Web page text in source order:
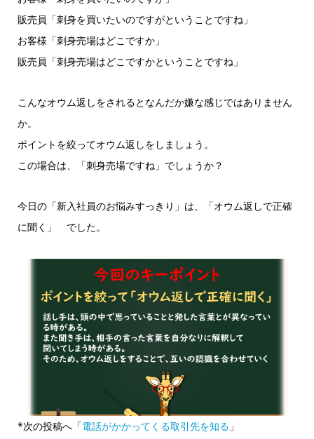
販売員「刺身を買いたいのですがということですね」
お客様「刺身売場はどこですか」
販売員「刺身売場はどこですかということですね」
こんなオウム返しをされるとなんだか嫌な感じではありません
か。
ポイントを絞ってオウム返しをしましょう。
この場合は、「刺身売場ですね」でしょうか？
今日の「新入社員のお悩みすっきり」は、「オウム返しで正確
に聞く」 でした。
*次の投稿へ「電話がかかってくる取引先を知る 」